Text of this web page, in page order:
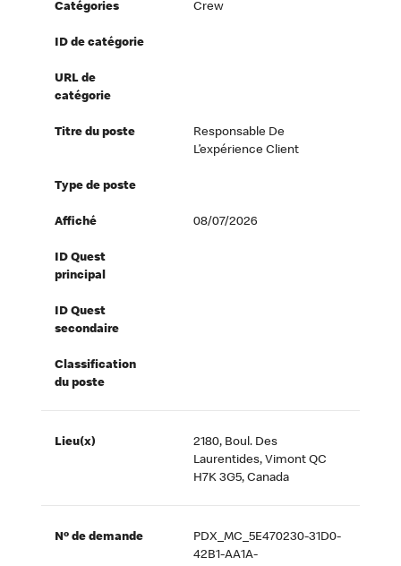
Catégories Crew
ID de catégorie
URL de
catégorie
Titre du poste
Responsable De
L’expérience Client
Type de poste
Affiché 08/07/2026
ID Quest
principal
ID Quest
secondaire
Classification
du poste
Lieu(x)
2180, Boul. Des
Laurentides, Vimont QC
H7K 3G5, Canada
Nº de demande
PDX_MC_5E470230-31D0-
42B1-AA1A-